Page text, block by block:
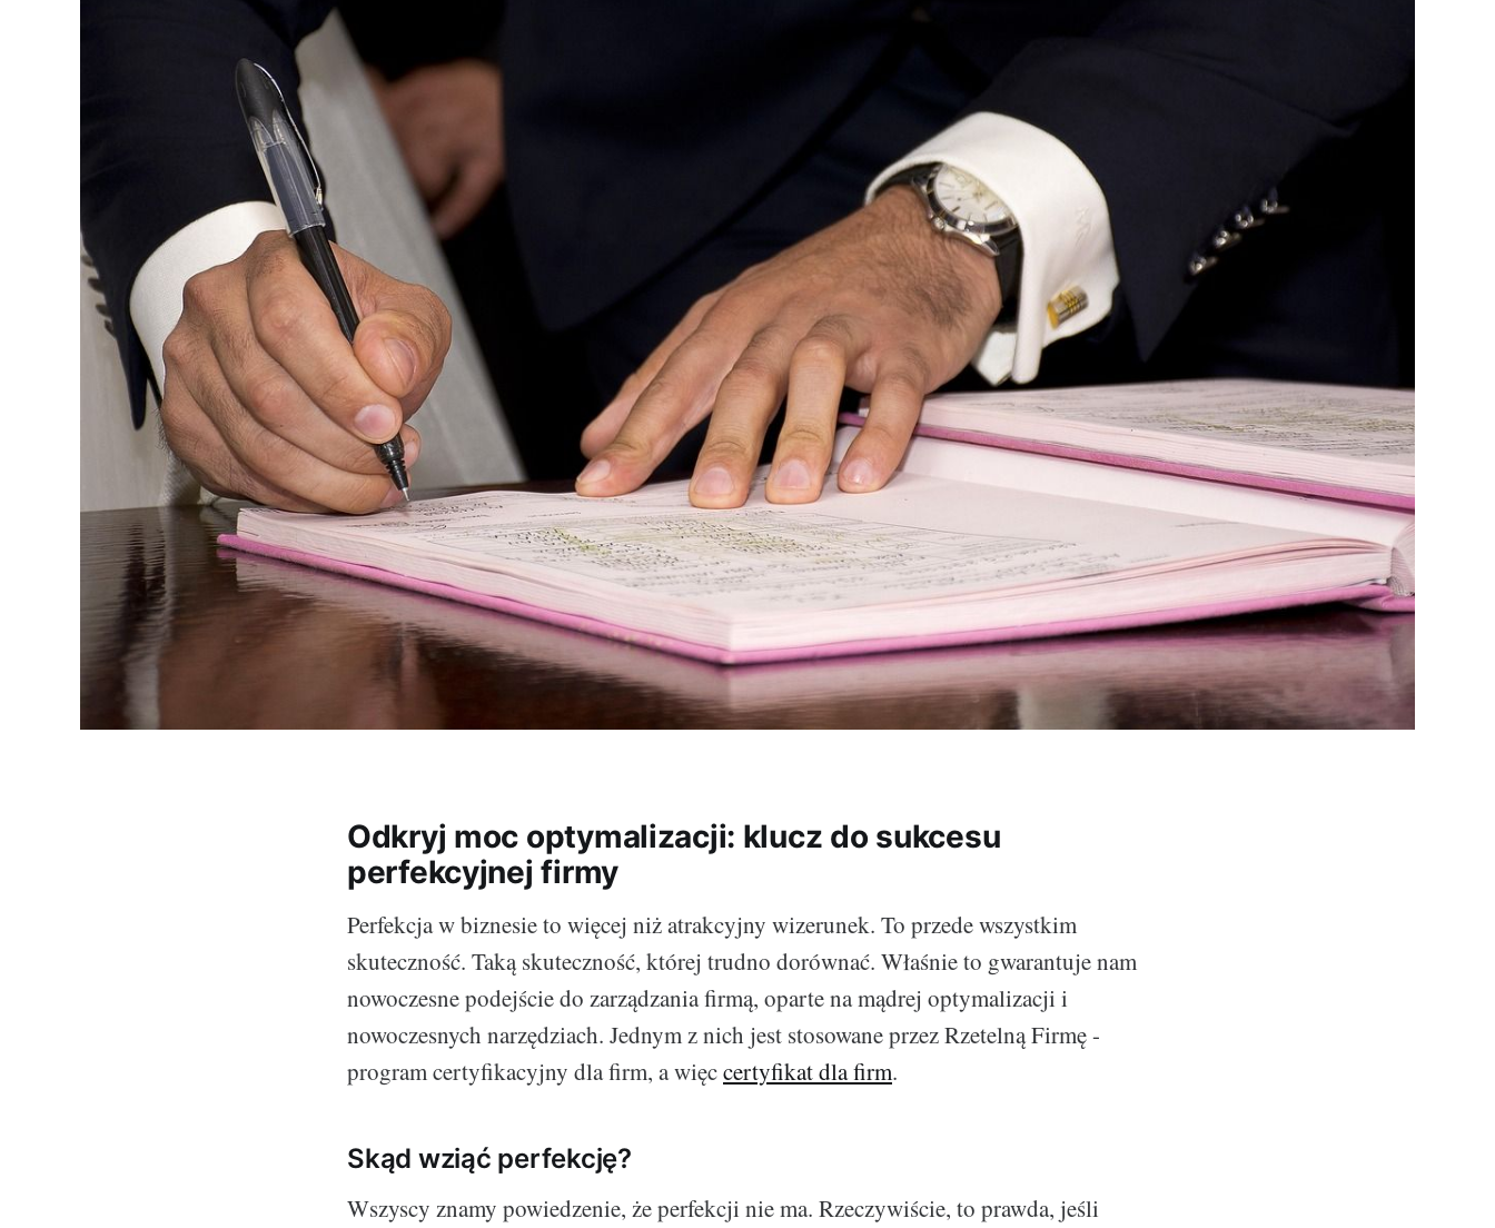
Odkryj moc optymalizacji: klucz do sukcesu
perfekcyjnej firmy
Perfekcja w biznesie to więcej niż atrakcyjny wizerunek. To przede wszystkim
skuteczność. Taką skuteczność, której trudno dorównać. Właśnie to gwarantuje nam
nowoczesne podejście do zarządzania firmą, oparte na mądrej optymalizacji i
nowoczesnych narzędziach. Jednym z nich jest stosowane przez Rzetelną Firmę -
program certyfikacyjny dla firm, a więccertyfikat dla firm.
Skąd wziąć perfekcję?
Wszyscy znamy powiedzenie, że perfekcji nie ma. Rzeczywiście, to prawda, jeśli